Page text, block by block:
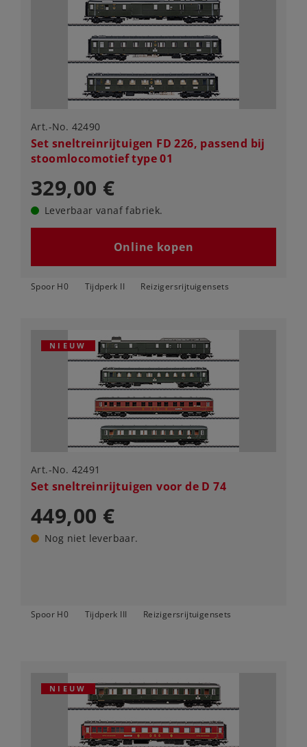
Art.-No. 42490
Set sneltreinrijtuigen FD 226, passend bij
stoomlocomotief type 01
329,00 €
Leverbaar vanaf fabriek.
Online kopen
Spoor H0 Tijdperk II Reizigersrijtuigensets
NIEUW
Art.-No. 42491
Set sneltreinrijtuigen voor de D 74
449,00 €
Nog niet leverbaar.
Spoor H0 Tijdperk III Reizigersrijtuigensets
NIEUW